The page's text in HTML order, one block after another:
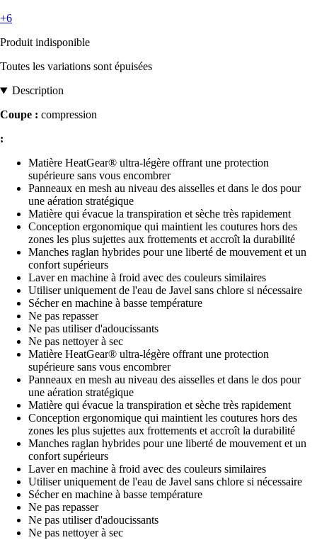
+6
Produit indisponible
Toutes les variations sont épuisées
Description
Coupe : compression
:
Matière HeatGear® ultra-légère offrant une protection
supérieure sans vous encombrer
Panneaux en mesh au niveau des aisselles et dans le dos pour
une aération stratégique
Matière qui évacue la transpiration et sèche très rapidement
Conception ergonomique qui maintient les coutures hors des
zones les plus sujettes aux frottements et accroît la durabilité
Manches raglan hybrides pour une liberté de mouvement et un
confort supérieurs
Laver en machine à froid avec des couleurs similaires
Utiliser uniquement de l'eau de Javel sans chlore si nécessaire
Sécher en machine à basse température
Ne pas repasser
Ne pas utiliser d'adoucissants
Ne pas nettoyer à sec
Matière HeatGear® ultra-légère offrant une protection
supérieure sans vous encombrer
Panneaux en mesh au niveau des aisselles et dans le dos pour
une aération stratégique
Matière qui évacue la transpiration et sèche très rapidement
Conception ergonomique qui maintient les coutures hors des
zones les plus sujettes aux frottements et accroît la durabilité
Manches raglan hybrides pour une liberté de mouvement et un
confort supérieurs
Laver en machine à froid avec des couleurs similaires
Utiliser uniquement de l'eau de Javel sans chlore si nécessaire
Sécher en machine à basse température
Ne pas repasser
Ne pas utiliser d'adoucissants
Ne pas nettoyer à sec